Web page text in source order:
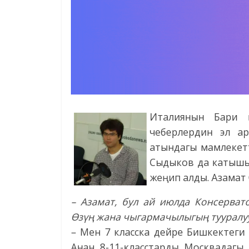
Италиянын Бари
чеберлердин эл
атындагы
Сыдыков да
жеңип алды.
– Азамат, бул ай июлда
Өзүң жана чыгармачылыгың
– Мен 7 класска дейре